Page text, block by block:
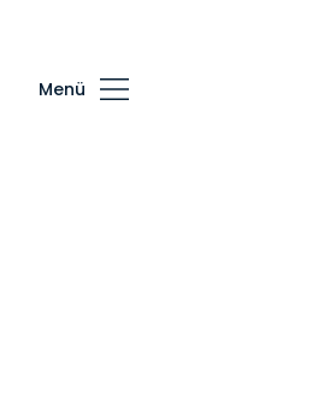
Menü